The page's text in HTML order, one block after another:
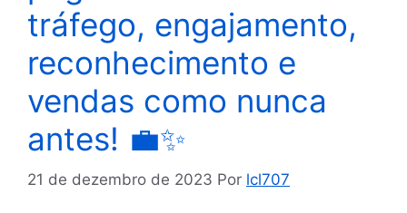
tráfego, engajamento,
reconhecimento e
vendas como nunca
antes! 💼✨
21 de dezembro de 2023 Por lcl707